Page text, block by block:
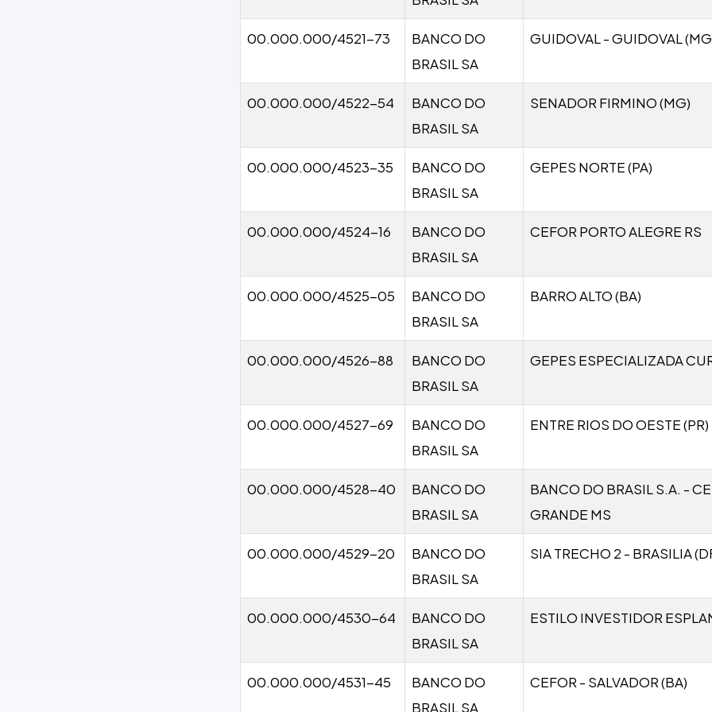
00.000.000/4521-73
BANCO DO
BRASIL SA
GUIDOVAL - GUIDOVAL
00.000.000/4522-54
BANCO DO
BRASIL SA
SENADOR FIRMINO (MG)
00.000.000/4523-35
BANCO DO
BRASIL SA
GEPES NORTE (PA)
00.000.000/4524-16
BANCO DO
BRASIL SA
CEFOR PORTO ALEGRE RS
00.000.000/4525-05
BANCO DO
BRASIL SA
BARRO ALTO (BA)
00.000.000/4526-88
BANCO DO
BRASIL SA
GEPES ESPECIALIZADA
00.000.000/4527-69
BANCO DO
BRASIL SA
ENTRE RIOS DO OESTE (PR)
00.000.000/4528-40
BANCO DO
BRASIL SA
BANCO DO BRASIL S.A. -
GRANDE MS
00.000.000/4529-20
BANCO DO
BRASIL SA
SIA TRECHO 2 - BRASILIA
00.000.000/4530-64
BANCO DO
BRASIL SA
ESTILO INVESTIDOR
00.000.000/4531-45
BANCO DO
BRASIL SA
CEFOR - SALVADOR (BA)